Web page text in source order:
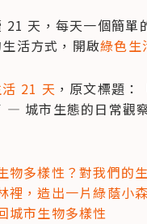
21 天，每天一個簡單
活方式，開啟綠色生
21 天 ，原文標題：
— 城市生態的日常觀
物多樣性？對我們的
裡，造出一片綠蔭小
城市生物多樣性